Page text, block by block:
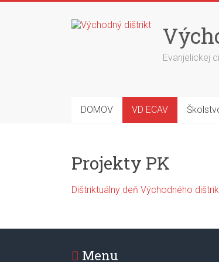
Evanjelickej
DOMOV VD ECAV
Projekty PK
Dištriktuálny deň Východného
Menu